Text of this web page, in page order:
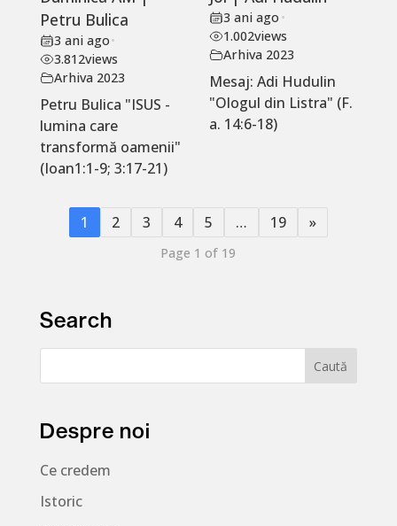
Petru Bulica
3 ani ago•
3.812views
Arhiva 2023
Petru Bulica "ISUS -
lumina care
transformă oamenii"
(Ioan1:1-9; 3:17-21)
3 ani ago •
1.002views
Arhiva 2023
Mesaj: Adi Hudulin
"Ologul din Listra" (F.
a. 14:6-18)
1 2 3 4 5 … 19 »
Page 1 of 19
Search
Despre noi
Ce credem
Istoric